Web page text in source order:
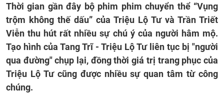
Thời gian gần đây bộ phim phim chuyển thể “Vụng
trộm không thế dấu” của Triệu Lộ Tư và Trần Triết
Viễn thu hút rất nhiều sự chú ý của người hâm mộ.
Tạo hình của Tang Trĩ - Triệu Lộ Tư liên tục bị "người
qua đường" chụp lại, đồng thời giá trị trang phục của
Triệu Lộ Tư cũng được nhiều sự quan tâm từ công
chúng.